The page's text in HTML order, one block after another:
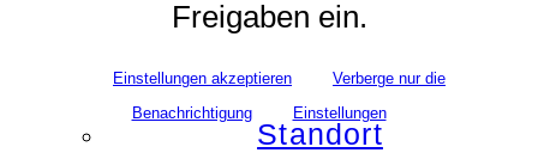
Standort
Freigaben ein.
Einstellungen akzeptieren
Verberge nur die
Benachrichtigung
Einstellungen